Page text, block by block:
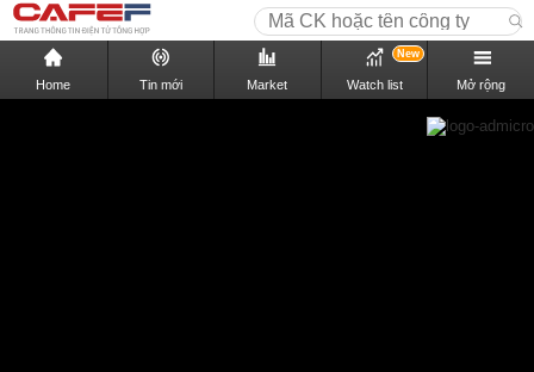
Home Tin mới Market Watch list
New
Mở rộng